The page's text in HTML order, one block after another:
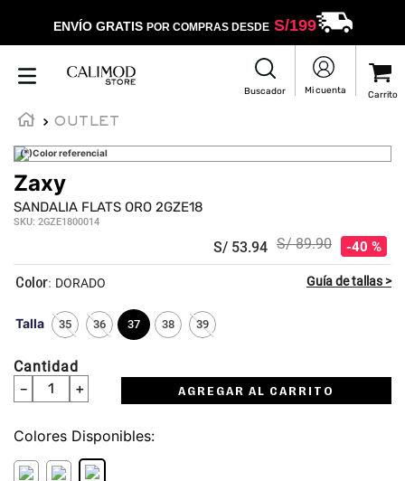
ENVÍO GRATIS POR COMPRAS DESDES/199
OUTLET
(*)Color referencial
Zaxy
SANDALIA FLATS ORO 2GZE18
SKU: 2GZE1800014
S/ 53.94 S/ 89.90 40 %
Talla 35 36 37 38 39
: DORADO
Cantidad
＋
－ AGREGAR AL CARRITO
Colores